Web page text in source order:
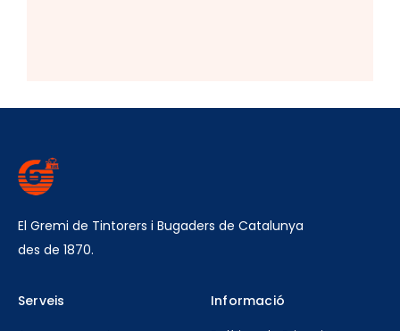
El Gremi de Tintorers i Bugaders de Catalunya
des de 1870.
Serveis
Informació